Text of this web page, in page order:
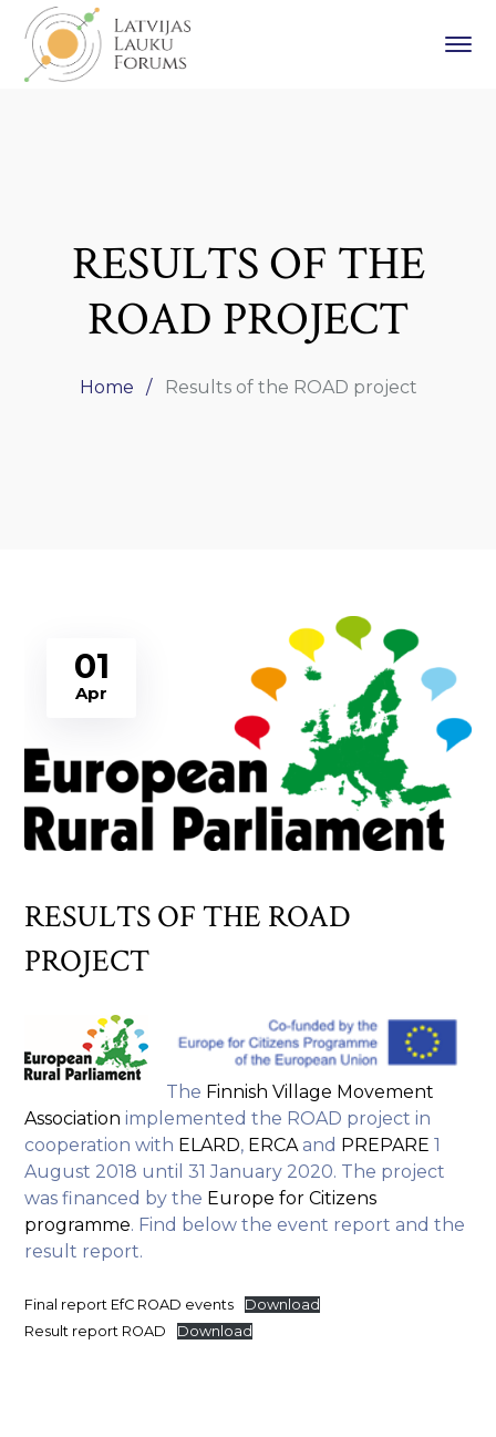
RESULTS OF THE
ROAD PROJECT
Home Results of the ROAD project
01
Apr
RESULTS OF THE ROAD
PROJECT
The Finnish Village Movement
Association implemented the ROAD project in
cooperation with ELARD, ERCAand PREPARE 1
August 2018 until 31 January 2020. The project
was financed by the Europe for Citizens
programme. Find below the event report and the
result report.
Final report EfC ROAD events
Download
Result report ROAD
Download